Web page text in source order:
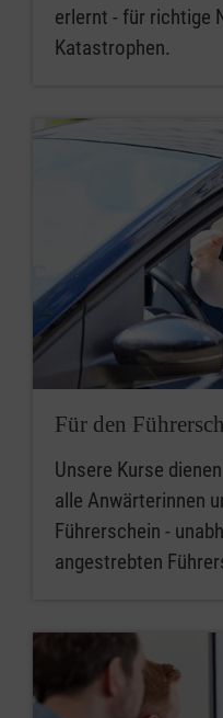
erlernt - für richtige
Katastrophen.
Für den
Unsere Kurse
alle Anwärterinnen
Führerschein -
angestrebten